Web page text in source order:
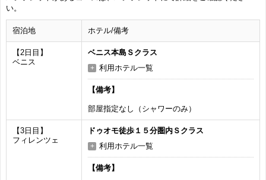
い。
宿泊地 ホテル/備考
【2日目】
ベニス
ベニス本島Ｓクラス
利用ホテル一覧
【備考】
部屋指定なし（シャワーのみ）
【3日目】
フィレンツェ
ドゥオモ徒歩１５分圏内Ｓクラス
利用ホテル一覧
【備考】